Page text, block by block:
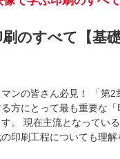
のすべて【基
ンの皆さん必見！ 「第2
方にとって最も重要な
。 現在主流となってい
印刷工程についても理解